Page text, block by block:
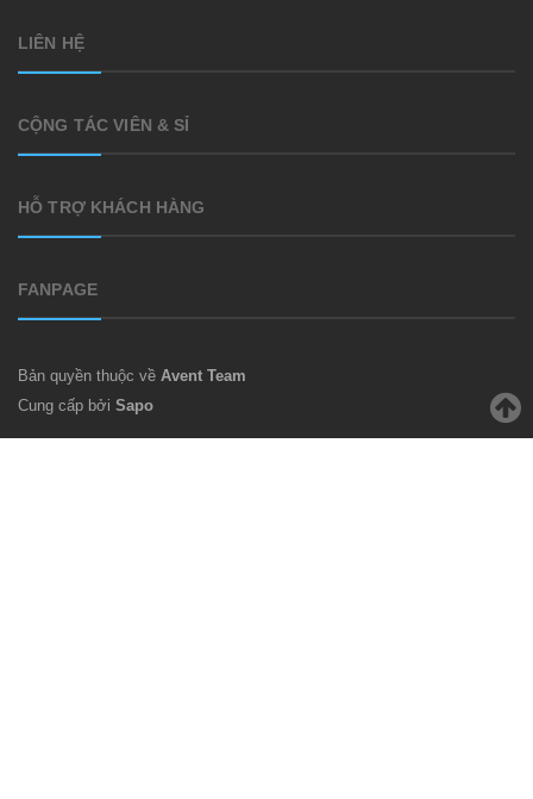
LIÊN HỆ
CỘNG TÁC VIÊN & SỈ
HỖ TRỢ KHÁCH HÀNG
FANPAGE
Bản quyền thuộc về Avent Team
Cung cấp bởi Sapo